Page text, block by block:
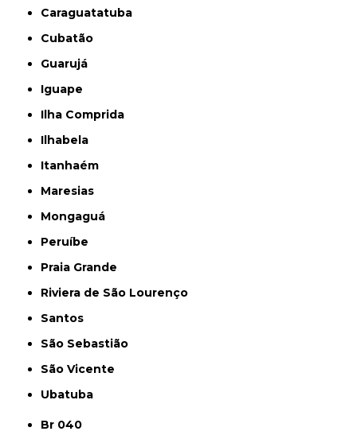
Caraguatatuba
Cubatão
Guarujá
Iguape
Ilha Comprida
Ilhabela
Itanhaém
Maresias
Mongaguá
Peruíbe
Praia Grande
Riviera de São Lourenço
Santos
São Sebastião
São Vicente
Ubatuba
Br 040